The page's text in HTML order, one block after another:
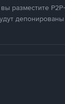
разместите